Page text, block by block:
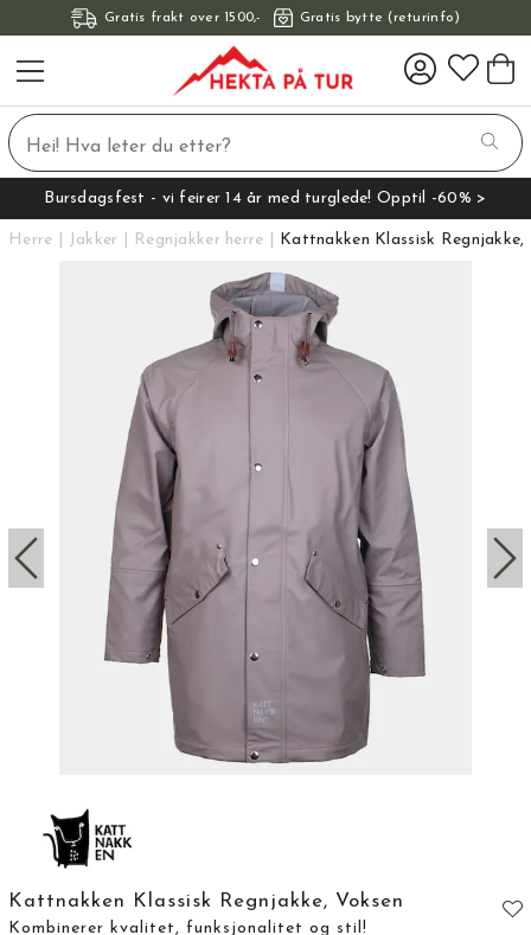
Gratis frakt over 1500,- Gratis bytte (returinfo)
Bursdagsfest - vi feirer 14 år med turglede! Opptil -60% >
Herre Jakker Regnjakker herre Kattnakken Klassisk Regnjakke,
Kattnakken Klassisk Regnjakke, Voksen
Kombinerer kvalitet, funksjonalitet og stil!